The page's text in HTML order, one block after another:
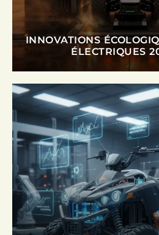
INNOVATIONS
ÉLECTRIQUES